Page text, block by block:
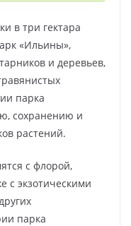
в три гектара
«Ильины»,
и деревьев,
парка
сохранению и
растений.
с флорой,
с экзотическими
парка